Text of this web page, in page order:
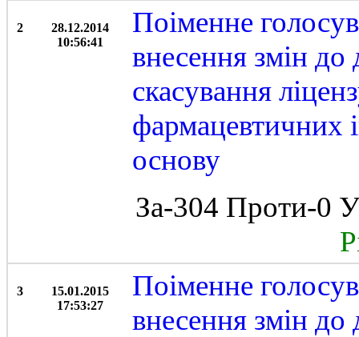
2
28.12.2014
10:56:41
Поіменне
внесення змін до
скасування
фармацевтичних
основу
За-304 Проти-0
3
15.01.2015
17:53:27
Поіменне
внесення змін до